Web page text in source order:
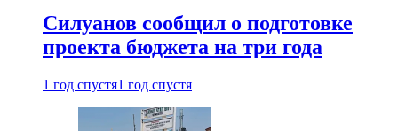
Силуанов сообщил о подготовке
проекта бюджета на три года
1 год спустя1 год спустя